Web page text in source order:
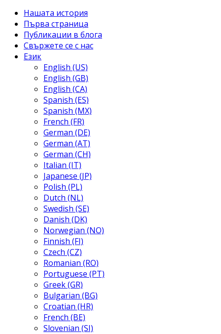
Нашата история
Първа страница
Публикации в блога
Свържете се с нас
Език
English (US)
English (GB)
English (CA)
Spanish (ES)
Spanish (MX)
French (FR)
German (DE)
German (AT)
German (CH)
Italian (IT)
Japanese (JP)
Polish (PL)
Dutch (NL)
Swedish (SE)
Danish (DK)
Norwegian (NO)
Finnish (FI)
Czech (CZ)
Romanian (RO)
Portuguese (PT)
Greek (GR)
Bulgarian (BG)
Croatian (HR)
French (BE)
Slovenian (SI)